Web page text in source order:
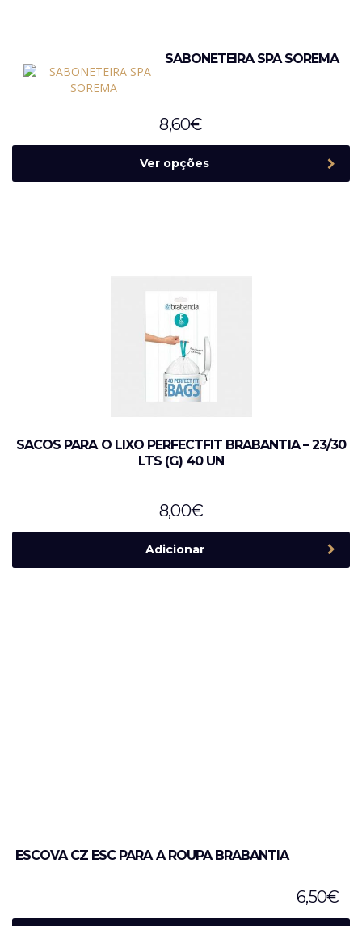
SABONETEIRA SPA SOREMA
8,60€
Ver opções
SACOS PARA O LIXO PERFECTFIT BRABANTIA – 23/30
LTS (G) 40 UN
8,00€
Adicionar
ESCOVA CZ ESC PARA A ROUPA BRABANTIA
6,50€